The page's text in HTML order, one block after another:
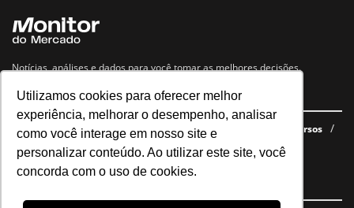
Utilizamos cookies para oferecer melhor
experiência, melhorar o desempenho, analisar
como você interage em nosso site e
personalizar conteúdo. Ao utilizar este site, você
concorda com o uso de cookies.
Notícias, análises e dados para você tomar as melhores decisões.
Navegue no site
Últimas notícias Quem somos E-books gratuitos
Cursos
Política de privacidade